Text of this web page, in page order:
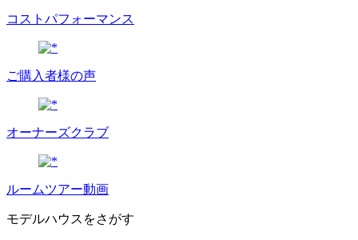
コストパフォーマンス
ご購入者様の声
オーナーズクラブ
ルームツアー動画
モデルハウスをさがす